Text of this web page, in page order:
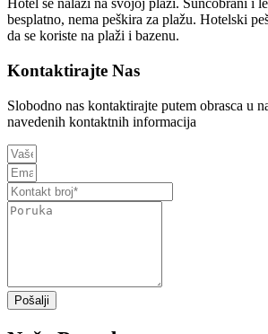
Hotel se nalazi na svojoj plaži. Suncobrani i
besplatno, nema peškira za plažu. Hotelski
da se koriste na plaži i bazenu.
Kontaktirajte Nas
Slobodno nas kontaktirajte putem obrasca u
navedenih kontaktnih informacija
Pošalji